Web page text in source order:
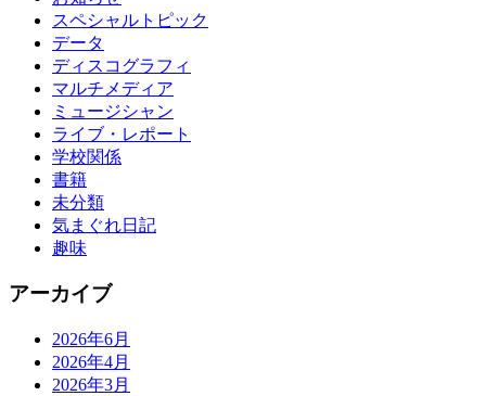
スペシャルトピック
データ
ディスコグラフィ
マルチメディア
ミュージシャン
ライブ・レポート
学校関係
書籍
未分類
気まぐれ日記
趣味
アーカイブ
2026年6月
2026年4月
2026年3月